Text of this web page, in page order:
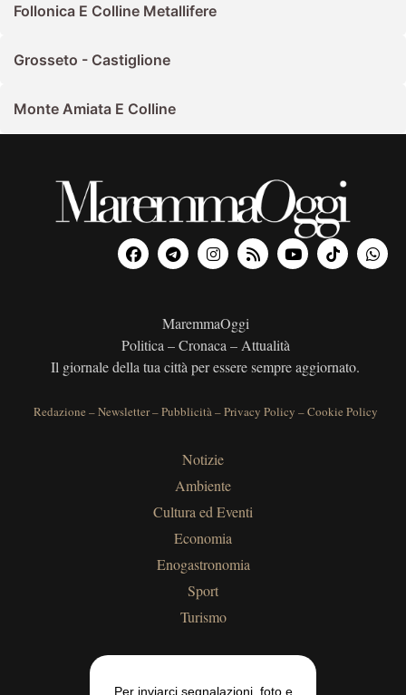
Follonica E Colline Metallifere
Grosseto - Castiglione
Monte Amiata E Colline
MaremmaOggi
Politica – Cronaca – Attualità
Il giornale della tua città per essere sempre aggiornato.
Redazione –Newsletter–Pubblicità–Privacy Policy –Cookie Policy
Notizie
Ambiente
Cultura ed Eventi
Economia
Enogastronomia
Sport
Turismo
Per inviarci segnalazioni, foto e